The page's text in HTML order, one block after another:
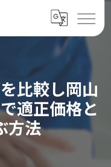
比較し岡山
適正価格と
方法